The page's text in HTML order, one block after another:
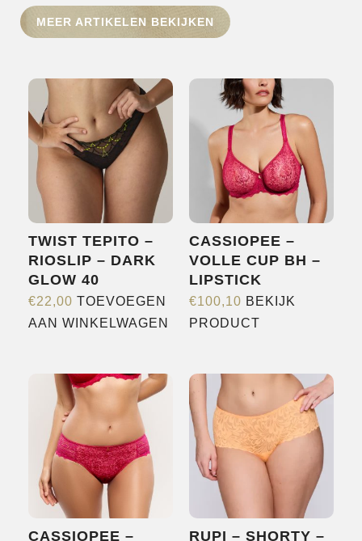
SHOP
MERKEN
NIEUWS
CONTACT
MEER ARTIKELEN BEKIJKEN
TWIST TEPITO –
RIOSLIP – DARK
GLOW 40
€22,00 TOEVOEGEN
AAN WINKELWAGEN
CASSIOPEE –
VOLLE CUP BH –
LIPSTICK
€100,10 BEKIJK
PRODUCT
meerdere
variaties.
Deze
optie
kan
gekozen
worden
CASSIOPEE –
RUPI – SHORTY –